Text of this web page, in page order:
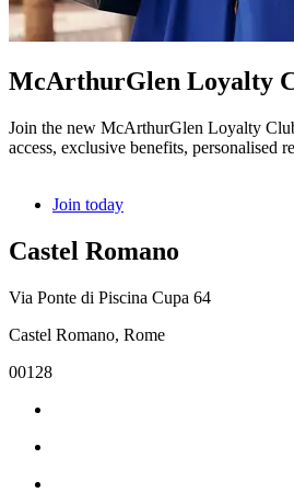
McArthurGlen Loyalty
Join the new McArthurGlen Loyalty
access, exclusive benefits, personalised
Join today
Castel Romano
Via Ponte di Piscina Cupa 64
Castel Romano, Rome
00128